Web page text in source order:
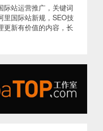
际站运营推广，关键词
里国际站新规，SEO技
更新有价值的内容，长